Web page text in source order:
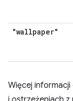
"wallpaper"
Więcej